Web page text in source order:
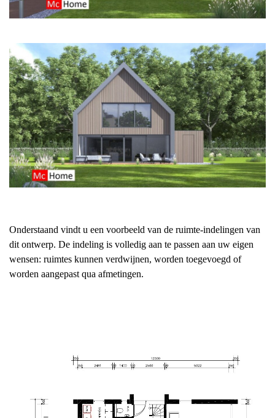
Onderstaand vindt u een voorbeeld van de ruimte-indelingen van
dit ontwerp. De indeling is volledig aan te passen aan uw eigen
wensen: ruimtes kunnen verdwijnen, worden toegevoegd of
worden aangepast qua afmetingen.